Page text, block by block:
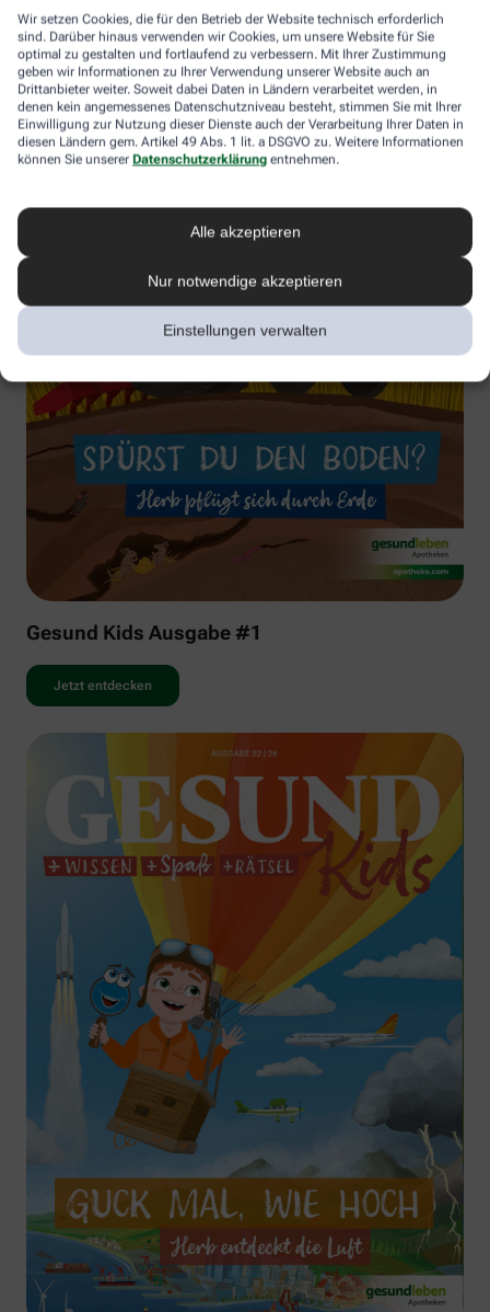
Wir setzen Cookies, die für den Betrieb der Website technisch erforderlich
sind. Darüber hinaus verwenden wir Cookies, um unsere Website für Sie
optimal zu gestalten und fortlaufend zu verbessern. Mit Ihrer Zustimmung
geben wir Informationen zu Ihrer Verwendung unserer Website auch an
Drittanbieter weiter. Soweit dabei Daten in Ländern verarbeitet werden, in
denen kein angemessenes Datenschutzniveau besteht, stimmen Sie mit Ihrer
Einwilligung zur Nutzung dieser Dienste auch der Verarbeitung Ihrer Daten in
diesen Ländern gem. Artikel 49 Abs. 1 lit. a DSGVO zu. Weitere Informationen
können Sie unserer Datenschutzerklärung entnehmen.
Alle akzeptieren
Nur notwendige akzeptieren
Einstellungen verwalten
Gesund Kids Ausgabe #1
Jetzt entdecken